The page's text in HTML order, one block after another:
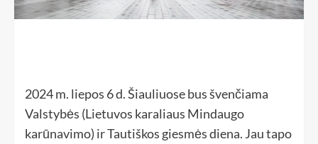
2024 m. liepos 6 d. Šiauliuose bus švenčiama
Valstybės (Lietuvos karaliaus Mindaugo
karūnavimo) ir Tautiškos giesmės diena. Jau tapo